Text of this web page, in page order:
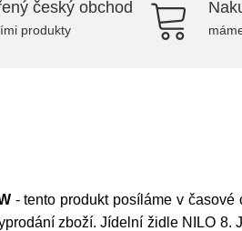
český obchod
produkty
- tento produkt posíláme v časové
zboží. Jídelní židle NILO 8.